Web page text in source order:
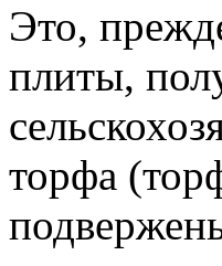
Это,
плиты,
торфа